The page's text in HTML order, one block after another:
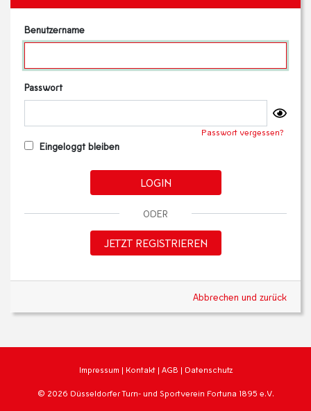
Benutzername
Passwort
Passwort vergessen?
Eingeloggt bleiben
LOGIN
ODER
JETZT REGISTRIEREN
Abbrechen und zurück
Impressum | Kontakt | AGB | Datenschutz
© 2026 Düsseldorfer Turn- und Sportverein Fortuna 1895 e.V.